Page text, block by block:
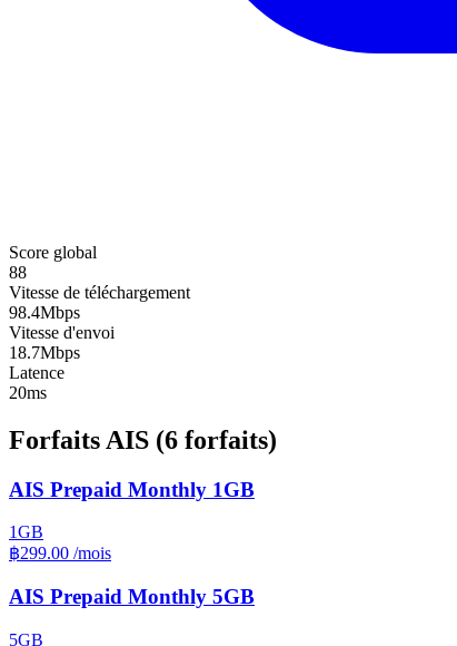
Score global
88
Vitesse de téléchargement
98.4Mbps
Vitesse d'envoi
18.7Mbps
Latence
20ms
Forfaits AIS (6 forfaits)
AIS Prepaid Monthly 1GB
1GB
฿299.00 /mois
AIS Prepaid Monthly 5GB
5GB